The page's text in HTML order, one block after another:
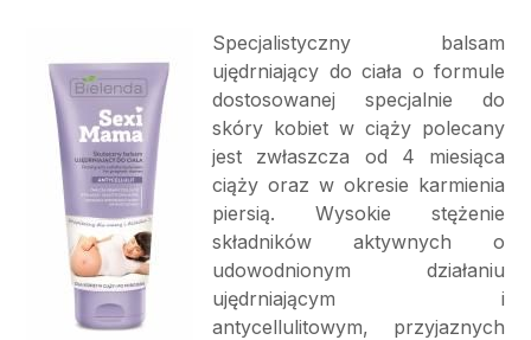
Specjalistyczny balsam
ujędrniający do ciała o formule
dostosowanej specjalnie do
skóry kobiet w ciąży polecany
jest zwłaszcza od 4 miesiąca
ciąży oraz w okresie karmienia
piersią. Wysokie stężenie
składników aktywnych o
udowodnionym działaniu
ujędrniającym i
antycellulitowym, przyjaznych